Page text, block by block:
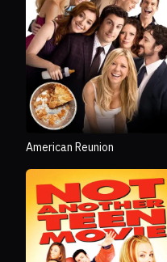
American Reunion